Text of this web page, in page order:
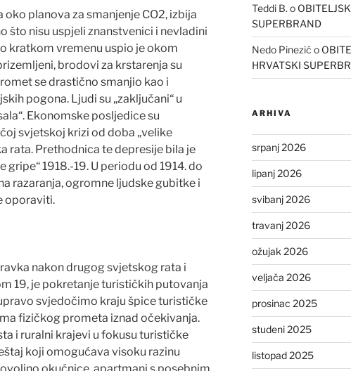
planova za smanjenje CO2, izbija
što nisu uspjeli znanstvenici i nevladini
kratkom vremenu uspio je okom
brodovi za krstarenja su
se drastično smanjio kao i
pogona. Ljudi su „zaključani“ u
Ekonomske posljedice su
svjetskoj krizi od doba „velike
rata. Prethodnica te depresije bila je
1918.-19. U periodu od 1914. do
razaranja, ogromne ljudske gubitke i
oporaviti.
nakon drugog svjetskog rata i
19, je pokretanje turističkih putovanja
svjedočimo kraju špice turističke
fizičkog prometa iznad očekivanja.
i ruralni krajevi u fokusu turističke
koji omogućava visoku razinu
Teddi B. o
SUPERBRAND
Nedo Pinezić o
HRVATSKI
ARHIVA
srpanj 2026
lipanj 2026
svibanj 2026
travanj 2026
ožujak 2026
veljača 2026
prosinac 2025
studeni 2025
listopad 2025